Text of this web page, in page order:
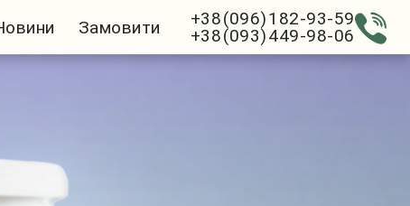
Замовити
+38 (096) 182-93-59
+38 (093) 449-98-06